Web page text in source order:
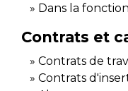
Dans la
Contrats et
Contrats de
Contrats